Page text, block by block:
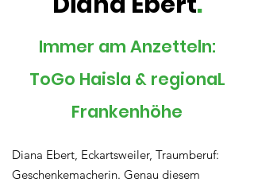
Immer am Anzetteln:
ToGo Haisla & regionaL
Frankenhöhe
Diana Ebert, Eckartsweiler, Traumberuf:
Geschenkemacherin. Genau diesem